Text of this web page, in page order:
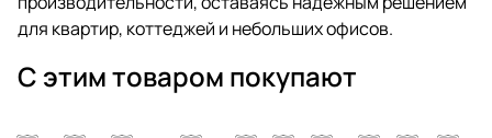
для квартир, коттеджей и небольших офисов.
С этим товаром покупают